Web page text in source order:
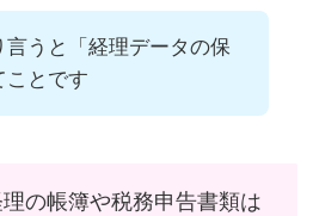
言うと「経理データの保
ことです
の帳簿や税務申告書類は